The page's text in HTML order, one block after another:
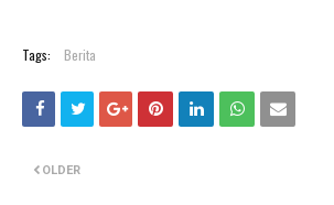
Tags: Berita
OLDER